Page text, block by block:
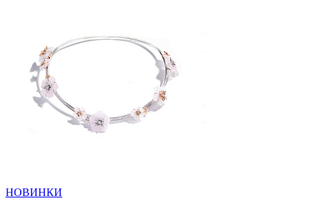
НОВИНКИ